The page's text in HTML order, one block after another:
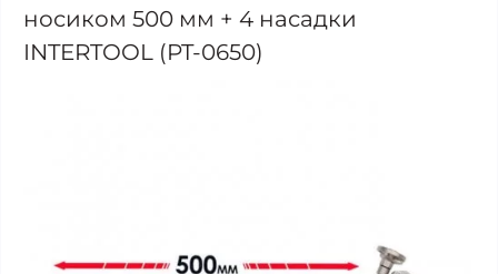
носиком 500 мм + 4 насадки
INTERTOOL (PT-0650)